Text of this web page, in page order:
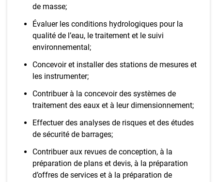
de masse;
Évaluer les conditions hydrologiques pour la
qualité de l’eau, le traitement et le suivi
environnemental;
Concevoir et installer des stations de mesures et
les instrumenter;
Contribuer à la concevoir des systèmes de
traitement des eaux et à leur dimensionnement;
Effectuer des analyses de risques et des études
de sécurité de barrages;
Contribuer aux revues de conception, à la
préparation de plans et devis, à la préparation
d’offres de services et à la préparation de